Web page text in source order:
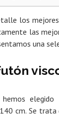
los
las
una
hemos
cm. Se